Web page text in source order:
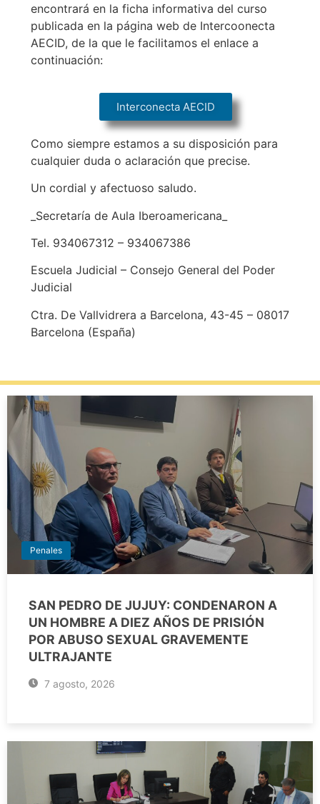
encontrará en la ficha informativa del curso
publicada en la página web de Intercoonecta
AECID, de la que le facilitamos el enlace a
continuación:
Interconecta AECID
Como siempre estamos a su disposición para
cualquier duda o aclaración que precise.
Un cordial y afectuoso saludo.
_Secretaría de Aula Iberoamericana_
Tel. 934067312 – 934067386
Escuela Judicial – Consejo General del Poder
Judicial
Ctra. De Vallvidrera a Barcelona, 43-45 – 08017
Barcelona (España)
Penales
SAN PEDRO DE JUJUY: CONDENARON A
UN HOMBRE A DIEZ AÑOS DE PRISIÓN
POR ABUSO SEXUAL GRAVEMENTE
ULTRAJANTE
7 agosto, 2026